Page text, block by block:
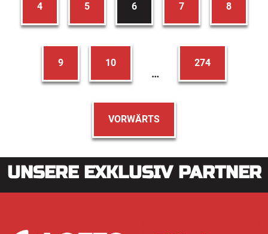
4 5 6 7 8
9 10
…
274
VORWÄRTS
UNSERE EXKLUSIV PARTNER